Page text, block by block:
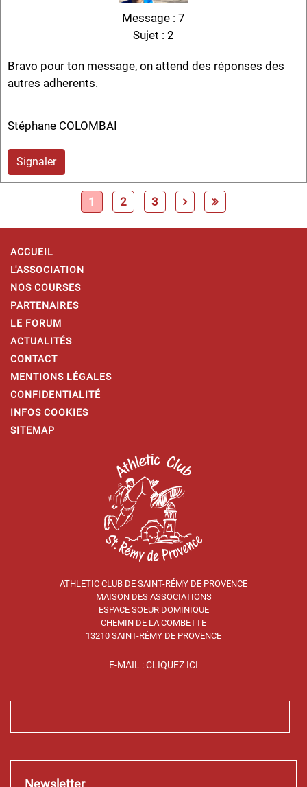
Message : 7
Sujet : 2
Bravo pour ton message, on attend des réponses des
autres adherents.
Stéphane COLOMBAI
Signaler
1 2 3
ACCUEIL
L'ASSOCIATION
NOS COURSES
PARTENAIRES
LE FORUM
ACTUALITÉS
CONTACT
MENTIONS LÉGALES
CONFIDENTIALITÉ
INFOS COOKIES
SITEMAP
Newsletter
ATHLETIC CLUB DE SAINT-RÉMY DE PROVENCE
MAISON DES ASSOCIATIONS
ESPACE SOEUR DOMINIQUE
CHEMIN DE LA COMBETTE
13210 SAINT-RÉMY DE PROVENCE
E-MAIL : CLIQUEZ ICI